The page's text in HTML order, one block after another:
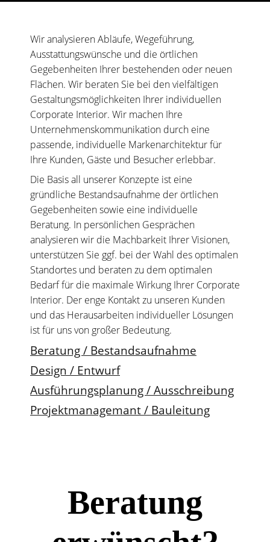
Wir analysieren Abläufe, Wegeführung,
Ausstattungswünsche und die örtlichen
Gegebenheiten Ihrer bestehenden oder neuen
Flächen. Wir beraten Sie bei den vielfältigen
Gestaltungsmöglichkeiten Ihrer individuellen
Corporate Interior. Wir machen Ihre
Unternehmenskommunikation durch eine
passende, individuelle Markenarchitektur für
Ihre Kunden, Gäste und Besucher erlebbar.
Die Basis all unserer Konzepte ist eine
gründliche Bestandsaufnahme der örtlichen
Gegebenheiten sowie eine individuelle
Beratung. In persönlichen Gesprächen
analysieren wir die Machbarkeit Ihrer Visionen,
unterstützen Sie ggf. bei der Wahl des optimalen
Standortes und beraten zu dem optimalen
Bedarf für die maximale Wirkung Ihrer Corporate
Interior. Der enge Kontakt zu unseren Kunden
und das Herausarbeiten individueller Lösungen
ist für uns von großer Bedeutung.
Beratung / Bestandsaufnahme
Design / Entwurf
Ausführungsplanung / Ausschreibung
Projektmanagemant / Bauleitung
Beratung